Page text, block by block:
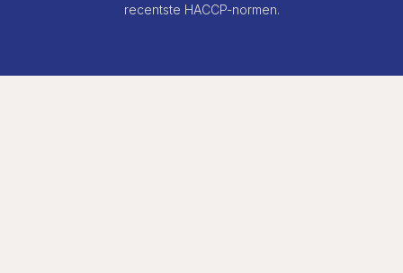
recentste HACCP-normen.